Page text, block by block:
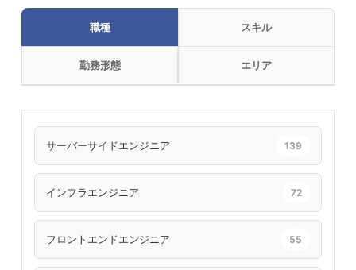
職種 スキル
勤務形態 エリア
サーバーサイドエンジニア 139
インフラエンジニア 72
フロントエンドエンジニア 55